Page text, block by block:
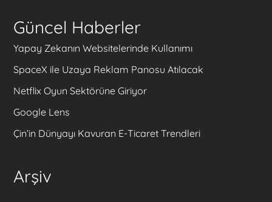
Güncel Haberler
Yapay Zekanın Websitelerinde Kullanımı
SpaceX ile Uzaya Reklam Panosu Atılacak
Netflix Oyun Sektörüne Giriyor
Google Lens
Çin’in Dünyayı Kavuran E-Ticaret Trendleri
Arşiv